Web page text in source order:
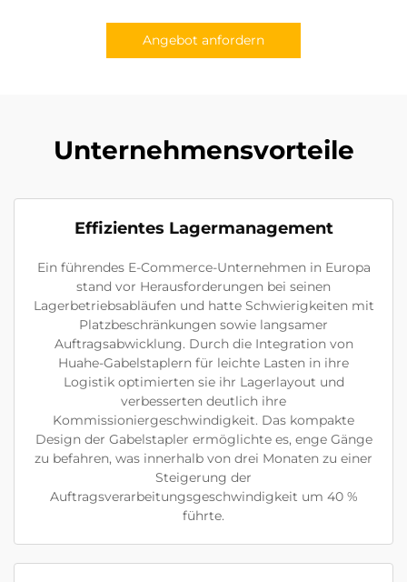
Angebot anfordern
Unternehmensvorteile
Effizientes Lagermanagement
Ein führendes E-Commerce-Unternehmen in Europa
stand vor Herausforderungen bei seinen
Lagerbetriebsabläufen und hatte Schwierigkeiten mit
Platzbeschränkungen sowie langsamer
Auftragsabwicklung. Durch die Integration von
Huahe-Gabelstaplern für leichte Lasten in ihre
Logistik optimierten sie ihr Lagerlayout und
verbesserten deutlich ihre
Kommissioniergeschwindigkeit. Das kompakte
Design der Gabelstapler ermöglichte es, enge Gänge
zu befahren, was innerhalb von drei Monaten zu einer
Steigerung der
Auftragsverarbeitungsgeschwindigkeit um 40 %
führte.